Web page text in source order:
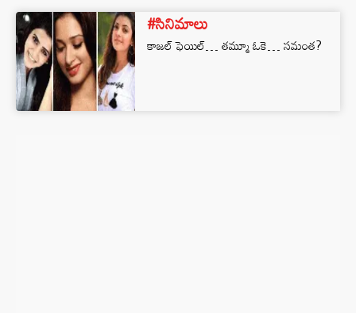
#సినిమాలు
కాజల్ ఫెయిల్… తమ్మూ ఓకె… సమంత?